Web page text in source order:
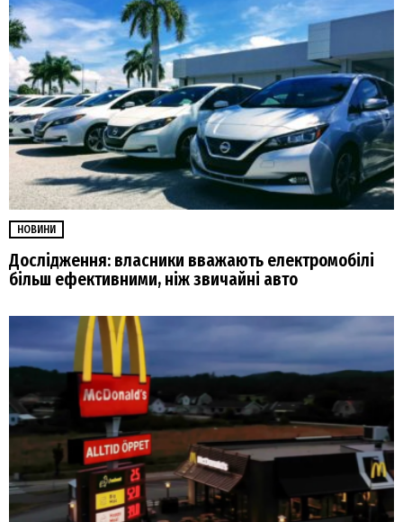
НОВИНИ
Дослідження: власники вважають електромобілі
більш ефективними, ніж звичайні авто